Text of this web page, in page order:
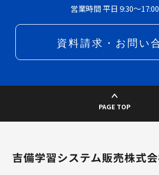
営業時間 平日 9:30～17:00
PAGE TOP